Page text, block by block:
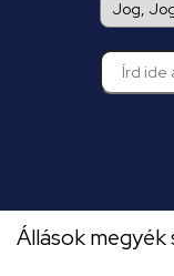
Állások megyék